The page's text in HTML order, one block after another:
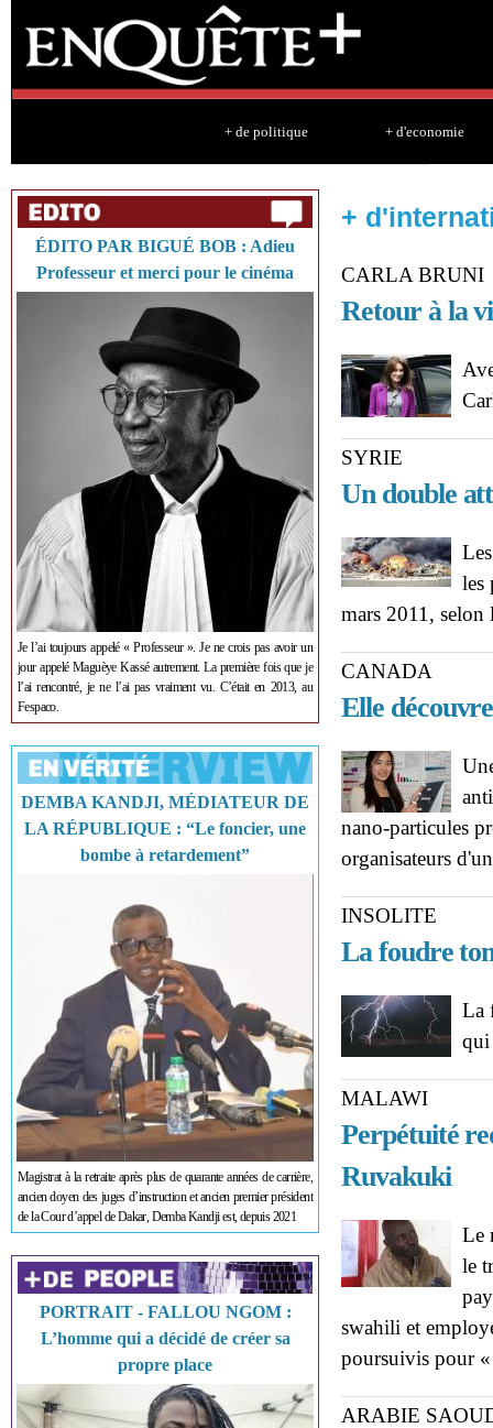
+ de politique + d'economie
ÉDITO PAR BIGUÉ BOB : Adieu
Professeur et merci pour le cinéma
Je l’ai toujours appelé « Professeur ». Je ne crois pas avoir un
jour appelé Maguèye Kassé autrement. La première fois que je
l’ai rencontré, je ne l’ai pas vraiment vu. C’était en 2013, au
Fespaco.
DEMBA KANDJI, MÉDIATEUR DE
LA RÉPUBLIQUE : “Le foncier, une
bombe à retardement”
Magistrat à la retraite après plus de quarante années de carrière,
ancien doyen des juges d’instruction et ancien premier président
de la Cour d’appel de Dakar, Demba Kandji est, depuis 2021
PORTRAIT - FALLOU NGOM :
L’homme qui a décidé de créer sa
propre place
+
CARLA BRUNI
Retour à la
SYRIE
Un double
les
mars 2011,
CANADA
Elle
nano-particules
organisateurs
INSOLITE
La foudre
La
qui
MALAWI
Perpétuité
Ruvakuki
Le
le
swahili et
poursuivis pour
ARABIE